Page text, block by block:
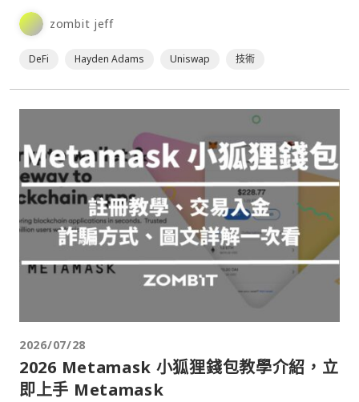
路線圖，未來有望應用於一般 Uniswap 流動性部位，讓 LP
無須手動提領及再投入手續費，即可實現收益自動複利。⋯
zombit jeff
DeFi Hayden Adams Uniswap 技術
2026/07/28
2026 Metamask 小狐狸錢包教學介紹，立
即上手 Metamask